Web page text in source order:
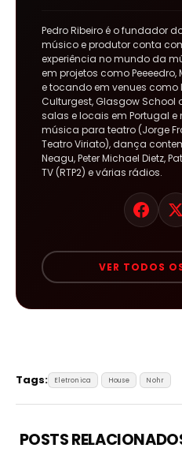
Pedro Ribeiro é o fundador
músico e produtor conta
experiência no mundo da
em projetos como Peeeedro,
e tocando em venues como
Culturgest, Glasgow School
salas e locais em Portugal e
música para teatro (Jorge
Teatro Viriato), dança
Neagu, Peter Michael Dietz,
TV (RTP2) e várias rádios.
VER TODOS
Tags: Eletronica House Nohr
POSTS